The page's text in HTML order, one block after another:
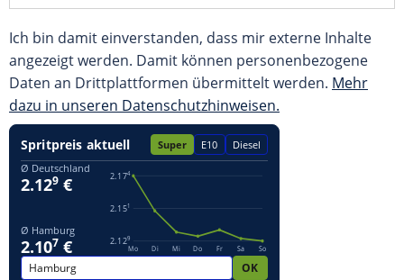
Ich bin damit einverstanden, dass mir externe Inhalte
angezeigt werden. Damit können personenbezogene
Daten an Drittplattformen übermittelt werden. Mehr
dazu in unseren Datenschutzhinweisen.